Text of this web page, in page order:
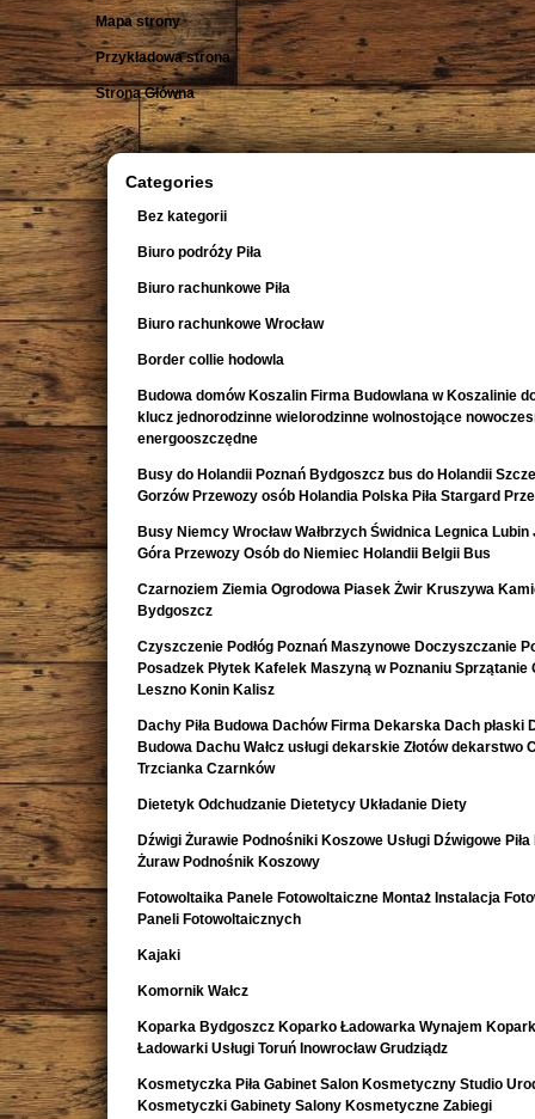
Mapa strony
Przykładowa strona
Strona Główna
Categories
Bez kategorii
Biuro podróży Piła
Biuro rachunkowe Piła
Biuro rachunkowe Wrocław
Border collie hodowla
Budowa domów Koszalin Firma Budowlana w Koszalinie
klucz jednorodzinne wielorodzinne wolnostojące
energooszczędne
Busy do Holandii Poznań Bydgoszcz bus do Holandii
Gorzów Przewozy osób Holandia Polska Piła Stargard
Busy Niemcy Wrocław Wałbrzych Świdnica Legnica Lubin
Góra Przewozy Osób do Niemiec Holandii Belgii Bus
Czarnoziem Ziemia Ogrodowa Piasek Żwir Kruszywa
Bydgoszcz
Czyszczenie Podłóg Poznań Maszynowe Doczyszczanie
Posadzek Płytek Kafelek Maszyną w Poznaniu Sprzątanie
Leszno Konin Kalisz
Dachy Piła Budowa Dachów Firma Dekarska Dach płaski
Budowa Dachu Wałcz usługi dekarskie Złotów dekarstwo
Trzcianka Czarnków
Dietetyk Odchudzanie Dietetycy Układanie Diety
Dźwigi Żurawie Podnośniki Koszowe Usługi Dźwigowe Piła
Żuraw Podnośnik Koszowy
Fotowoltaika Panele Fotowoltaiczne Montaż Instalacja
Paneli Fotowoltaicznych
Kajaki
Komornik Wałcz
Koparka Bydgoszcz Koparko Ładowarka Wynajem
Ładowarki Usługi Toruń Inowrocław Grudziądz
Kosmetyczka Piła Gabinet Salon Kosmetyczny Studio
Kosmetyczki Gabinety Salony Kosmetyczne Zabiegi